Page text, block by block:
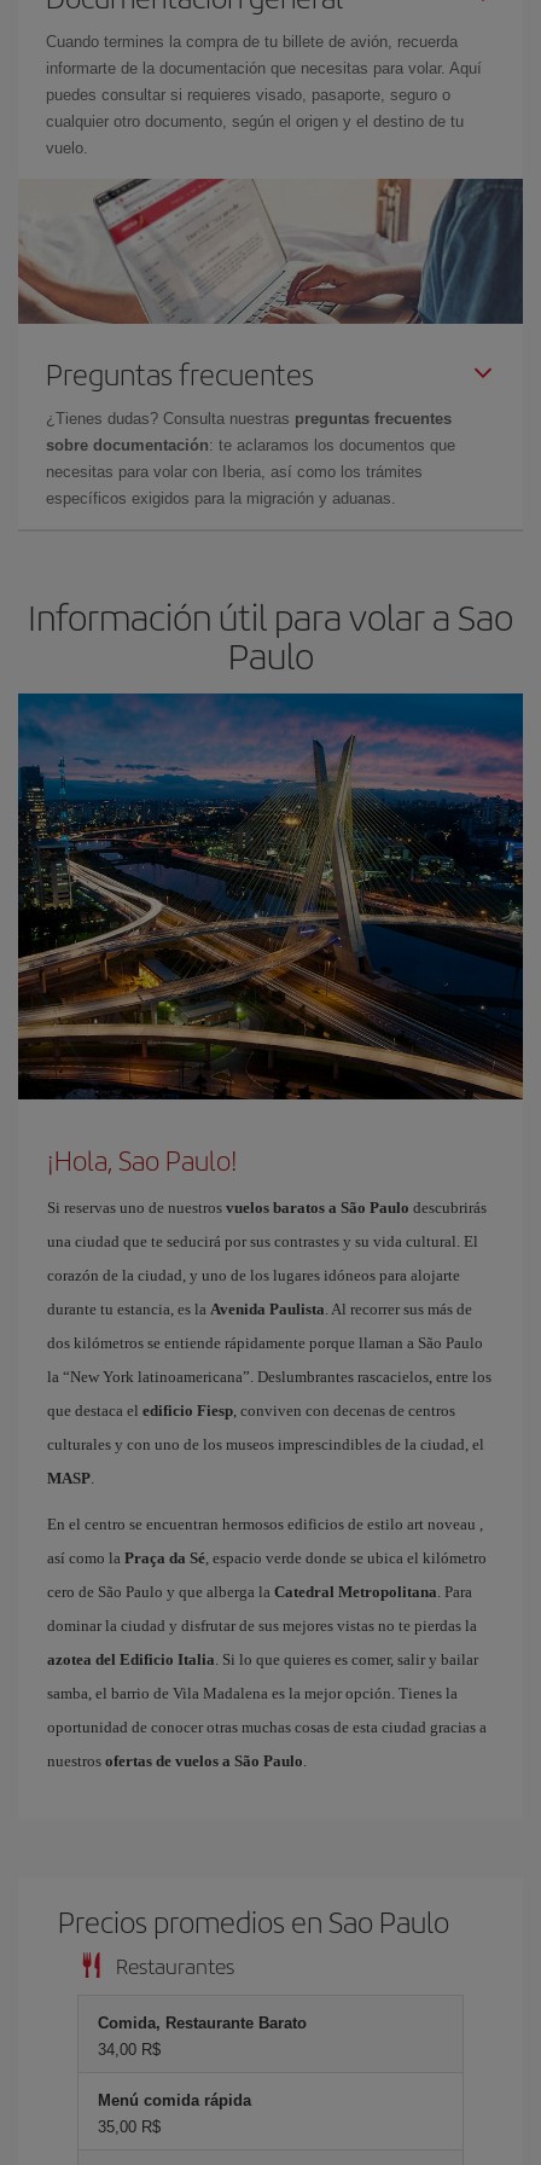
Cuando termines la compra de tu billete de avión, recuerda
informarte de la documentación que necesitas para volar. Aquí
puedes consultar si requieres visado, pasaporte, seguro o
cualquier otro documento, según el origen y el destino de tu
vuelo.
Preguntas frecuentes
¿Tienes dudas? Consulta nuestras preguntas frecuentes
sobre documentación: te aclaramos los documentos que
necesitas para volar con Iberia, así como los trámites
específicos exigidos para la migración y aduanas.
Información útil para volar a Sao
Paulo
¡Hola, Sao Paulo!
Si reservas uno de nuestros vuelos baratos a São Paulo descubrirás
una ciudad que te seducirá por sus contrastes y su vida cultural. El
corazón de la ciudad, y uno de los lugares idóneos para alojarte
durante tu estancia, es la Avenida Paulista. Al recorrer sus más de
dos kilómetros se entiende rápidamente porque llaman a São Paulo
la “New York latinoamericana”. Deslumbrantes rascacielos, entre los
que destaca el edificio Fiesp, conviven con decenas de centros
culturales y con uno de los museos imprescindibles de la ciudad, el
MASP.
En el centro se encuentran hermosos edificios de estilo art noveau ,
así como la Praça da Sé, espacio verde donde se ubica el kilómetro
cero de São Paulo y que alberga la Catedral Metropolitana. Para
dominar la ciudad y disfrutar de sus mejores vistas no te pierdas la
azotea del Edificio Italia. Si lo que quieres es comer, salir y bailar
samba, el barrio de Vila Madalena es la mejor opción. Tienes la
oportunidad de conocer otras muchas cosas de esta ciudad gracias a
nuestros ofertas de vuelos a São Paulo.
Precios promedios en Sao Paulo
Restaurantes
Comida, Restaurante Barato
34,00 R$
Menú comida rápida
35,00 R$